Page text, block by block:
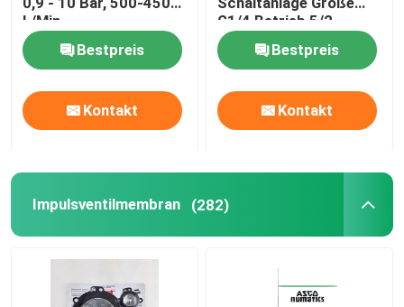
Pneumatische T-Tie-Anlage
Norgren-Solenoidventil
Impulsventilmembran
Hydraulisches Filterelement
SMC-Solenoidventile
Pneumatik-Magnetventil
L/Min
Bestpreis
Kontakt
G1/4 Betrieb 5/2
Bestpreis
Kontakt
Impulsventilmembran (282)